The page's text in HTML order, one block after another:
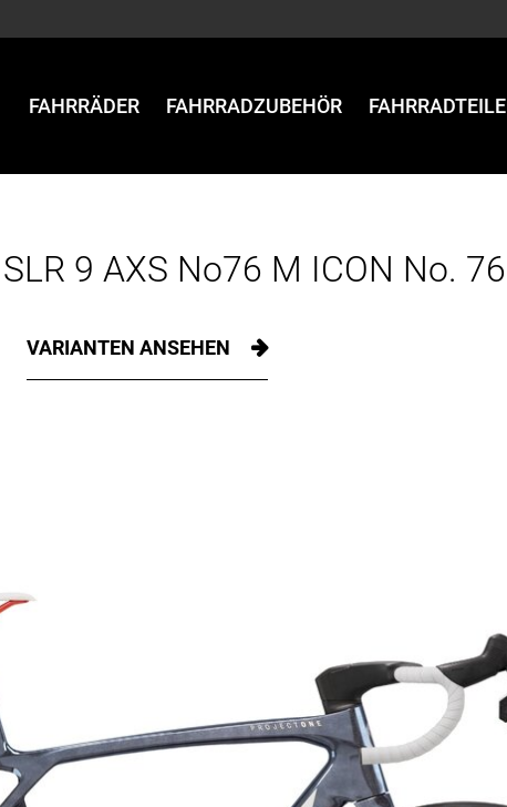
FAHRRÄDER FAHRRADZUBEHÖR FAHRRADTEILE
9 AXS No76 M ICON No. 76
VARIANTEN ANSEHEN